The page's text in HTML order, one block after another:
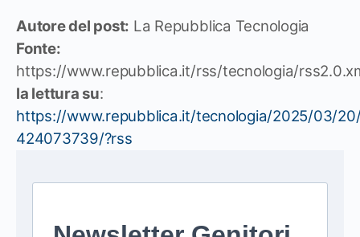
Autore del post: La Repubblica Tecnologia
Fonte:
https://www.repubblica.it/rss/tecnologia/
la lettura su:
https://www.repubblica.it/tecnologia/2025/03/20/
424073739/?rss